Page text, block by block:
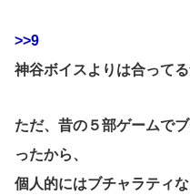
>>9
神谷ボイスよりは合って
ただ、昔の５部ゲームで
ったから、
個人的にはブチャラティ